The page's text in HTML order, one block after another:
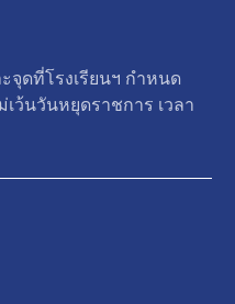
จุดที่โรงเรียนฯ กำหนด
ว้นวันหยุดราชการ เวลา